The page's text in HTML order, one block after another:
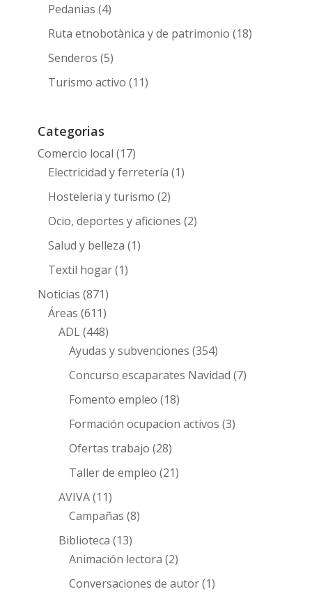
Pedanias (4)
Ruta etnobotànica y de patrimonio (18)
Senderos (5)
Turismo activo (11)
Categorias
Comercio local (17)
Electricidad y ferretería (1)
Hosteleria y turismo (2)
Ocio, deportes y aficiones (2)
Salud y belleza (1)
Textil hogar(1)
Noticias (871)
Áreas (611)
ADL(448)
Ayudas y subvenciones (354)
Concurso escaparates Navidad (7)
Fomento empleo (18)
Formación ocupacion activos (3)
Ofertas trabajo (28)
Taller de empleo (21)
AVIVA(11)
Campañas (8)
Biblioteca (13)
Animación lectora (2)
Conversaciones de autor(1)